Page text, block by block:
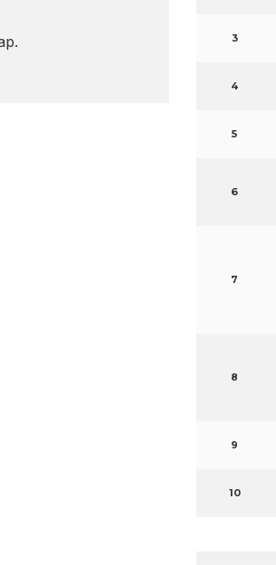
3
4
5
6
7
8
9
10